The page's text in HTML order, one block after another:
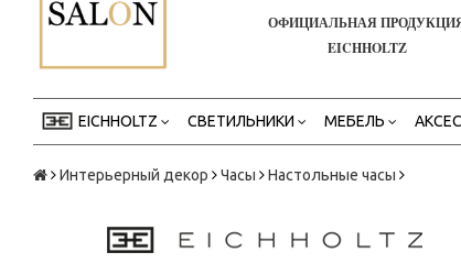
ОФИЦИАЛЬНАЯ
EICHHOLTZ
EICHHOLTZ СВЕТИЛЬНИКИ МЕБЕЛЬ
Интерьерный декор Часы Настольные часы